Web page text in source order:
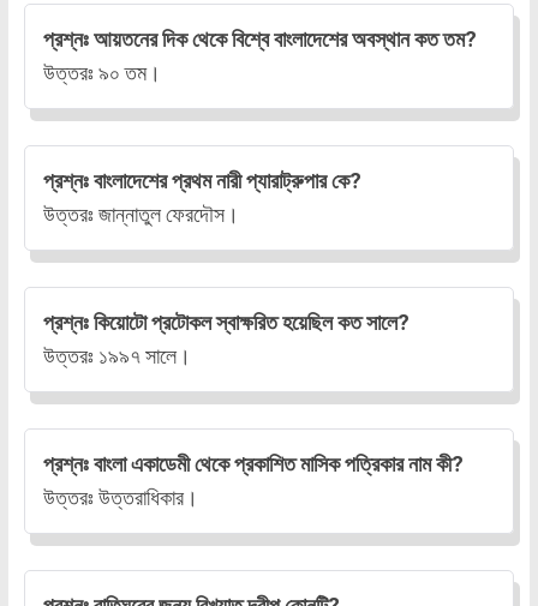
প্রশ্নঃ আয়তনের দিক থেকে বিশ্বে বাংলাদেশের অবস্থান কত তম?
উত্তরঃ ৯০ তম।
প্রশ্নঃ বাংলাদেশের প্রথম নারী প্যারাট্রুপার কে?
উত্তরঃ জান্নাতুল ফেরদৌস।
প্রশ্নঃ কিয়োটো প্রটোকল স্বাক্ষরিত হয়েছিল কত সালে?
উত্তরঃ ১৯৯৭ সালে।
প্রশ্নঃ বাংলা একাডেমী থেকে প্রকাশিত মাসিক পত্রিকার নাম কী?
উত্তরঃ উত্তরাধিকার।